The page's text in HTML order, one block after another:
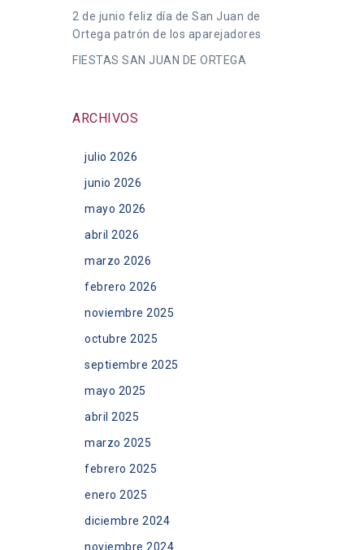
2 de junio feliz día de San Juan de
Ortega patrón de los aparejadores
FIESTAS SAN JUAN DE ORTEGA
ARCHIVOS
julio 2026
junio 2026
mayo 2026
abril 2026
marzo 2026
febrero 2026
noviembre 2025
octubre 2025
septiembre 2025
mayo 2025
abril 2025
marzo 2025
febrero 2025
enero 2025
diciembre 2024
noviembre 2024